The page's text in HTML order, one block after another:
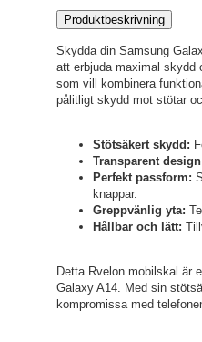
Produktbeskrivning
Skydda din Samsung
att erbjuda maximal skydd
som vill kombinera
pålitligt skydd mot stötar
Stötsäkert skydd:
Transparent
Perfekt passform:
knappar.
Greppvänlig yta:
Hållbar och lätt:
Detta Rvelon mobilskal är
Galaxy A14. Med sin
kompromissa med